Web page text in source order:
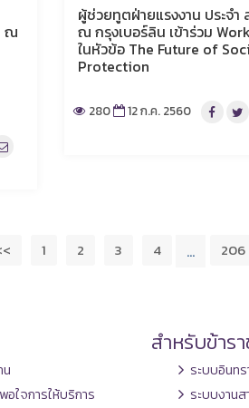
ณ
ผู้ช่วยทูตฝ่ายแรงงาน ประจำ
ณ กรุงเบอร์ลิน เข้าร่วม
ในหัวข้อ The Future of
Protection
280 12 ก.ค. 2560
1 2 3 4 … 206
ใจการให้บริการ
สำหรับข้าร
ระบบอินทร
ระบบงาน